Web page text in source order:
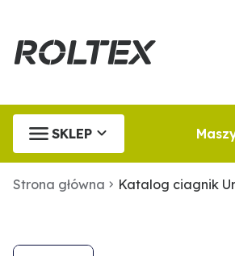
SKLEP
Strona główna Katalog ciagnik